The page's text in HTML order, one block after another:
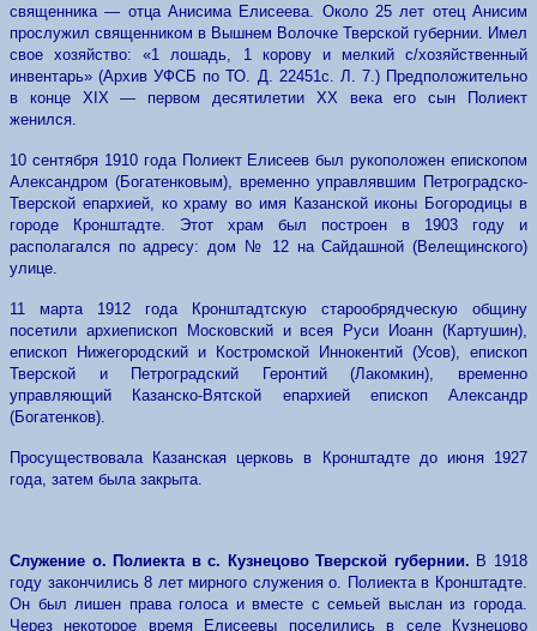
священника — отца Анисима Елисеева. Около 25 лет отец Анисим
прослужил священником в Вышнем Волочке Тверской губернии. Имел
свое хозяйство: «1 лошадь, 1 корову и мелкий с/хозяйственный
инвентарь» (Архив УФСБ по ТО. Д. 22451с. Л. 7.) Предположительно
в конце XIX — первом десятилетии XX века его сын Полиект
женился.
10 сентября 1910 года Полиект Елисеев был рукоположен епископом
Александром (Богатенковым), временно управлявшим Петроградско-
Тверской епархией, ко храму во имя Казанской иконы Богородицы в
городе Кронштадте. Этот храм был построен в 1903 году и
располагался по адресу: дом № 12 на Сайдашной (Велещинского)
улице.
11 марта 1912 года Кронштадтскую старообрядческую общину
посетили архиепископ Московский и всея Руси Иоанн (Картушин),
епископ Нижегородский и Костромской Иннокентий (Усов), епископ
Тверской и Петроградский Геронтий (Лакомкин), временно
управляющий Казанско-Вятской епархией епископ Александр
(Богатенков).
Просуществовала Казанская церковь в Кронштадте до июня 1927
года, затем была закрыта.
Служение о. Полиекта в с. Кузнецово Тверской губернии. В 1918
году закончились 8 лет мирного служения о. Полиекта в Кронштадте.
Он был лишен права голоса и вместе с семьей выслан из города.
Через некоторое время Елисеевы поселились в селе Кузнецово